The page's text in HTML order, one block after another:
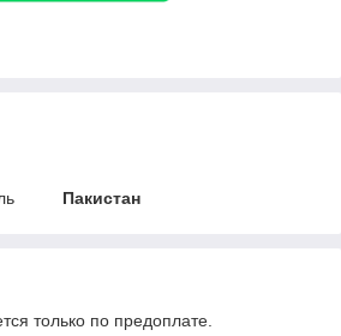
Пакистан
только по предоплате.